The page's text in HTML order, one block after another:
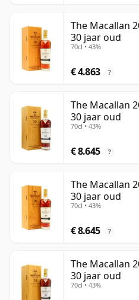
The Macallan
30 jaar oud
70cl • 43%
€ 4.863 ?
The Macallan
30 jaar oud
70cl • 43%
€ 8.645 ?
The Macallan
30 jaar oud
70cl • 43%
€ 8.645 ?
The Macallan
30 jaar oud
70cl • 43%